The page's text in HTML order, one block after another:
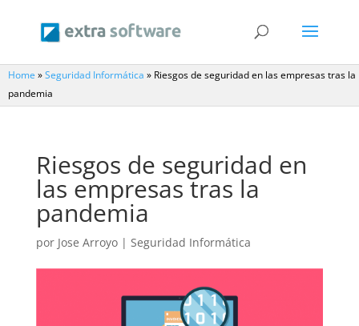
Home »Seguridad Informática » Riesgos de seguridad en las empresas tras la
pandemia
Riesgos de seguridad en
las empresas tras la
pandemia
por Jose Arroyo| Seguridad Informática